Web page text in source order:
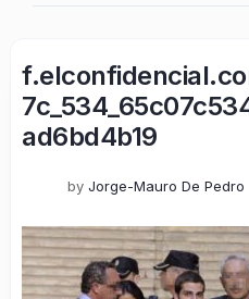
ad6bd4b19
by Jorge-Mauro De Pedro